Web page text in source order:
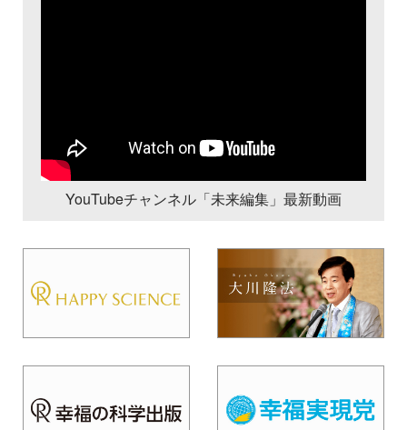
YouTubeチャンネル「未来編集」最新動画